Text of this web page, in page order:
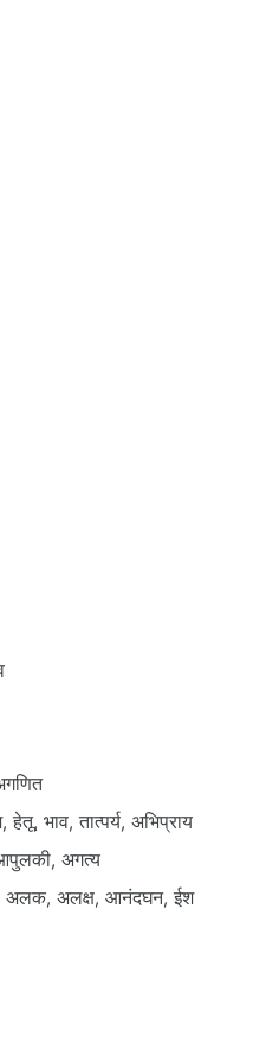
हेतू, भाव, तात्पर्य, अभिप्राय
अगत्य
अलक, अलक्ष, आनंदघन, ईश